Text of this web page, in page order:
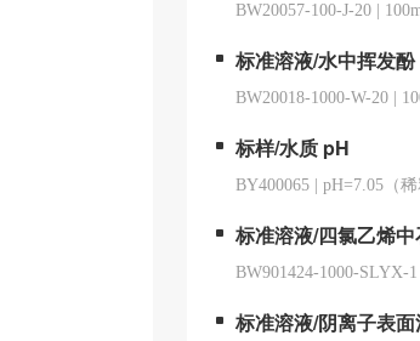
BW20057-100-J-20
标准溶液/水中挥发酚
BW20018-1000-W-20
标样/水质 pH
BY400065 pH=7.05（稀
标准溶液/四氯乙烯中石
BW901424-1000-SLYX-1
标准溶液/阴离子表面